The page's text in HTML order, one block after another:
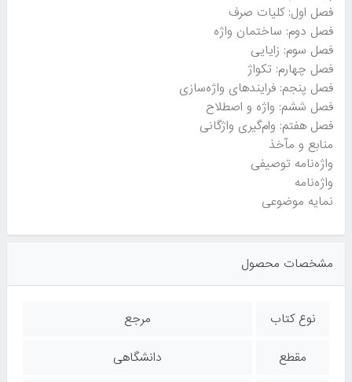
فصل اول: کلیات صرف
فصل دوم: ساختمان واژه
فصل سوم: زایایی
فصل چهارم: تکواژ
فصل پنجم: فرایندهای واژه‌سازی
فصل ششم: واژه و اصطلاح
فصل هفتم: وام‌گیری واژگانی
منابع و مآخذ
واژه‌نامه توصیفی
واژه‌نامه
نمایه موضوعی
مشخصات محصول
نوع کتاب مرجع
مقطع دانشگاهی